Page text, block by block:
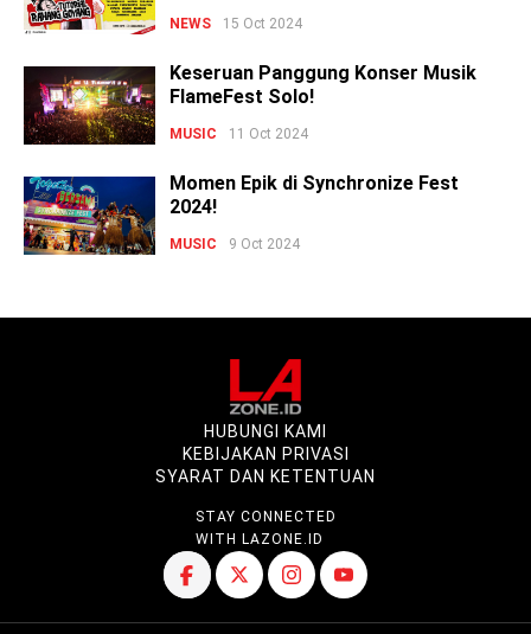
NEWS 15 Oct 2024
Keseruan Panggung Konser Musik
FlameFest Solo!
MUSIC 11 Oct 2024
Momen Epik di Synchronize Fest
2024!
MUSIC 9 Oct 2024
HUBUNGI KAMI
KEBIJAKAN PRIVASI
SYARAT DAN KETENTUAN
STAY CONNECTED
WITH LAZONE.ID